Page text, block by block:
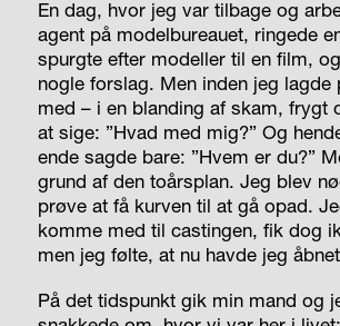
En dag, hvor jeg var tilbage og
agent på modelbureauet, ringede
spurgte efter modeller til en film,
nogle forslag. Men inden jeg lagde
med – i en blanding af skam, frygt
at sige: ”Hvad med mig?” Og
ende sagde bare: ”Hvem er du?”
grund af den toårsplan. Jeg blev
prøve at få kurven til at gå opad.
komme med til castingen, fik dog
men jeg følte, at nu havde jeg
På det tidspunkt gik min mand og